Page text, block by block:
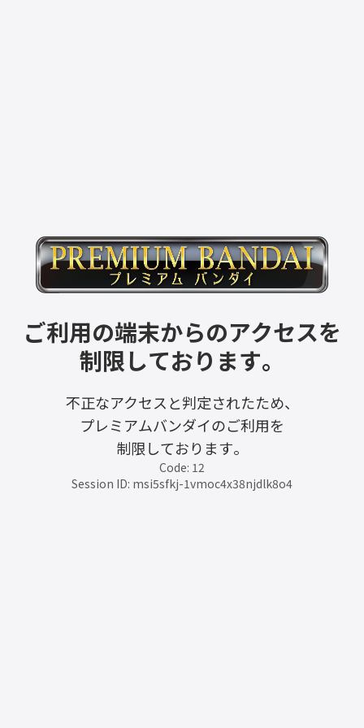
ご利用の端末からのアクセスを
制限しております。
不正なアクセスと判定されたため、
プレミアムバンダイのご利用を
制限しております。
Code: 12
Session ID: msi5sfkj-1vmoc4x38njdlk8o4